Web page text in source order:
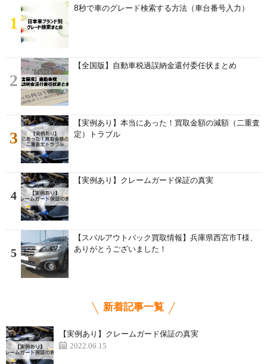
1
8秒で車のグレード検索する方法（車台番号入力）
2
【全国版】自動車税過誤納金還付委任状まとめ
3
【実例あり】本当にあった！買取金額の減額（二重査
定）トラブル
4
【実例あり】クレームガード保証の真実
5
【スバルアウトバック買取情報】兵庫県西宮市T様、
ありがとうございました！
新着記事一覧
【実例あり】クレームガード保証の真実
2022.06.15